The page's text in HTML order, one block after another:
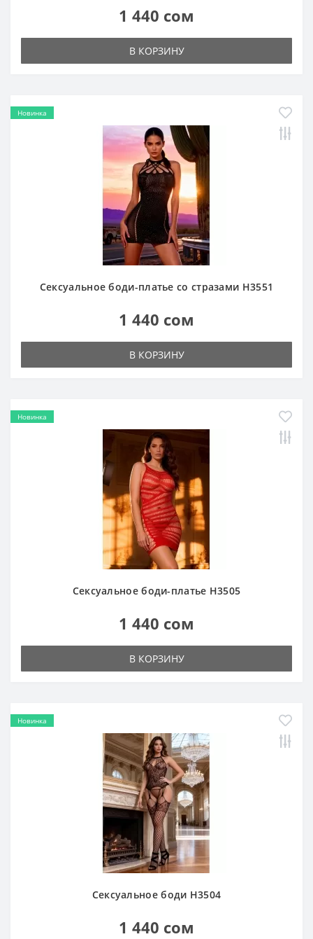
1 440 сом
В КОРЗИНУ
Новинка
Сексуальное боди-платье со стразами H3551
1 440 сом
В КОРЗИНУ
Новинка
Сексуальное боди-платье H3505
1 440 сом
В КОРЗИНУ
Новинка
Сексуальное боди H3504
1 440 сом